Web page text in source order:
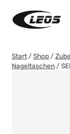
Inhalt
springen
Start / Shop /
Nageltaschen /